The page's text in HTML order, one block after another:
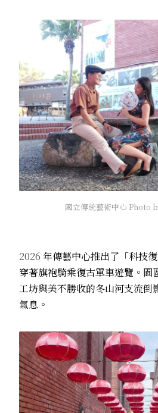
國立傳統藝術中心 Photo
2026 年傳藝中心推出了「科技
穿著旗袍騎乘復古單車遊覽。園
工坊與美不勝收的冬山河支流倒
氣息。